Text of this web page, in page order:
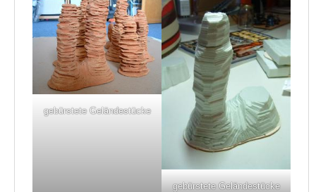
gebürstete Geländestücke
gebürstete Geländestücke